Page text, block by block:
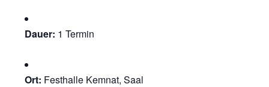
Dauer: 1 Termin
Ort: Festhalle Kemnat, Saal